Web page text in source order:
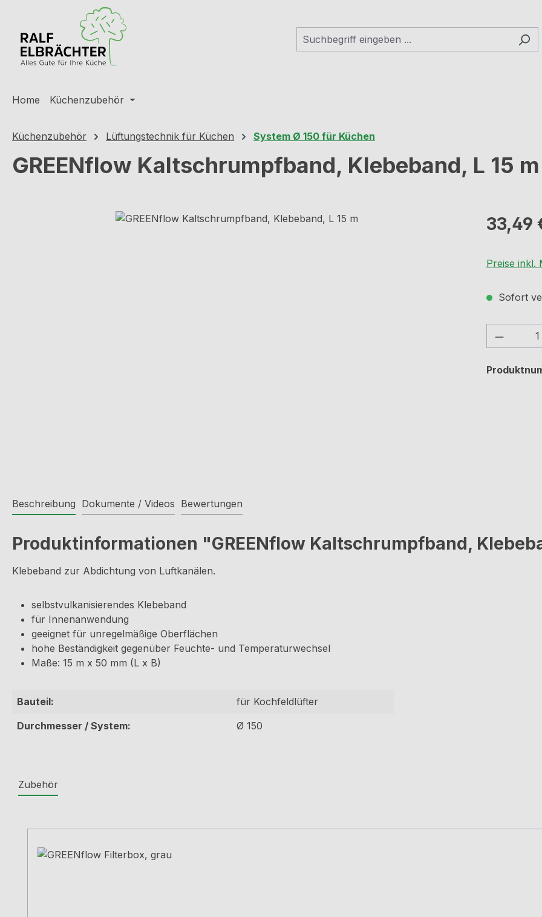
Hauptinhalt springen
Zur Suche springen
Zur Hauptnavigation springen
Home Küchenzubehör
Küchenzubehör Lüftungstechnik für Küchen System Ø 150 für Küchen
GREENflow Kaltschrumpfband, Klebeband, L 15 m
Bildergalerie überspringen Regulärer
33,49
Preise inkl.
Sofort
Beschreibung Dokumente / Videos Bewertungen
Produktinformationen "GREENflow Kaltschrumpfband,
Klebeband zur Abdichtung von Luftkanälen.
selbstvulkanisierendes Klebeband
für Innenanwendung
geeignet für unregelmäßige Oberflächen
hohe Beständigkeit gegenüber Feuchte- und Temperaturwechsel
Maße: 15 m x 50 mm (L x B)
Bauteil:
für Kochfeldlüfter
Durchmesser / System:
Ø 150
Zubehör